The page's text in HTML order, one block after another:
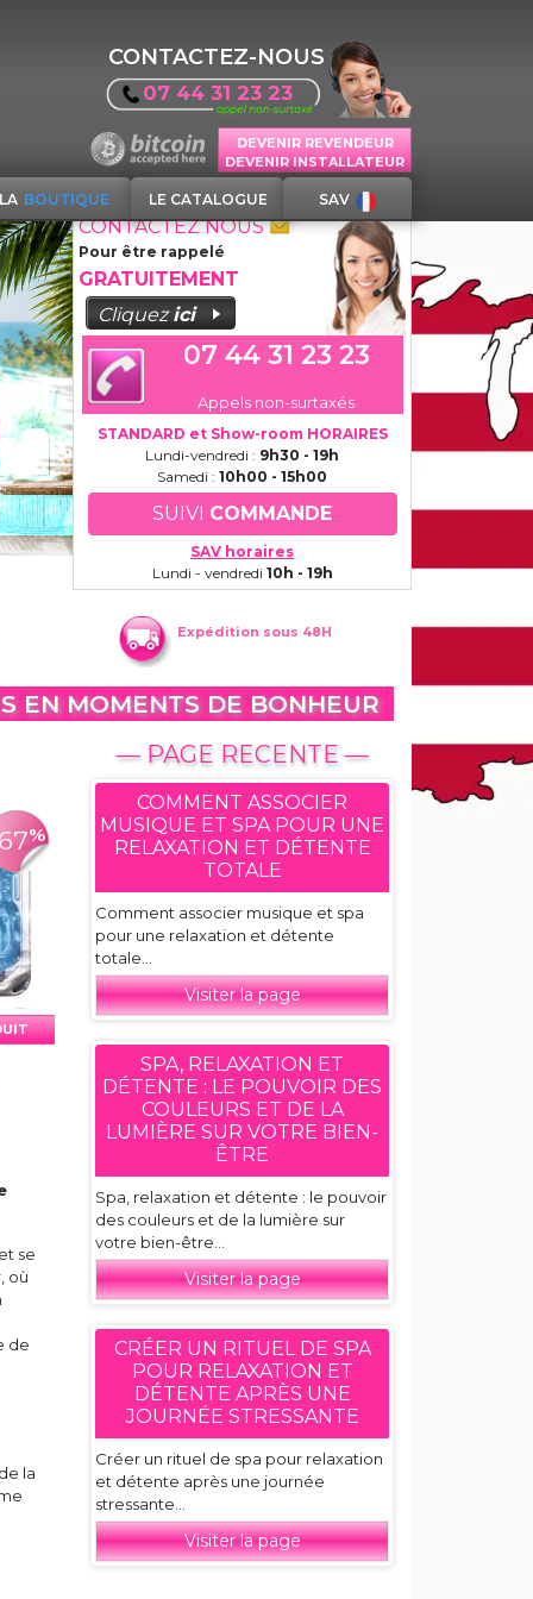
CONTACTEZ-NOUS
07 44 31 23 23
DEVENIR REVENDEUR
DEVENIR INSTALLATEUR
LA BOUTIQUE LE CATALOGUE SAV
CONTACTEZ NOUS
Pour être rappelé
GRATUITEMENT
Cliquezici
07 44 31 23 23
Appels non-surtaxés
STANDARD et Show-room HORAIRES
Lundi-vendredi : 9h30 - 19h
Samedi : 10h00 - 15h00
SUIVI COMMANDE
SAV horaires
Lundi - vendredi 10h - 19h
Expédition sous 48H
EN MOMENTS DE BONHEUR
%
se
où
de
la
— PAGE RECENTE —
COMMENT ASSOCIER
MUSIQUE ET SPA POUR UNE
RELAXATION ET DÉTENTE
TOTALE
Comment associer musique et spa
pour une relaxation et détente
totale...
Visiter la page
SPA, RELAXATION ET
DÉTENTE : LE POUVOIR DES
COULEURS ET DE LA
LUMIÈRE SUR VOTRE BIEN-
ÊTRE
Spa, relaxation et détente : le pouvoir
des couleurs et de la lumière sur
votre bien-être...
Visiter la page
CRÉER UN RITUEL DE SPA
POUR RELAXATION ET
DÉTENTE APRÈS UNE
JOURNÉE STRESSANTE
Créer un rituel de spa pour relaxation
et détente après une journée
stressante...
Visiter la page